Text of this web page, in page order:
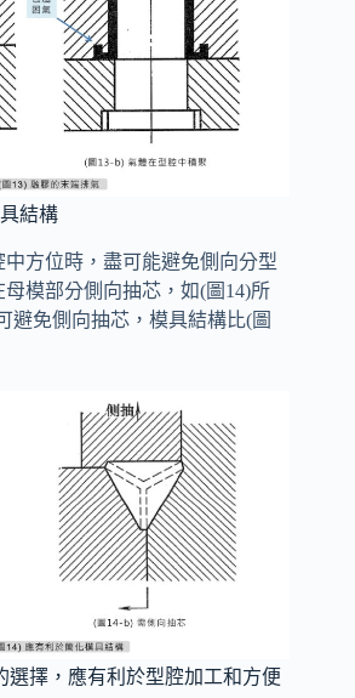
結構
方位時，盡可能避免側向分型
模部分側向抽芯，如(圖14)所
避免側向抽芯，模具結構比(圖
選擇，應有利於型腔加工和方便